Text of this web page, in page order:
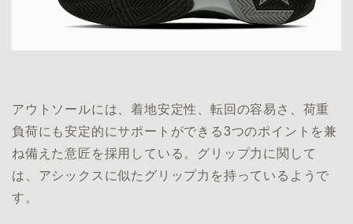
アウトソールには、着地安定性、転回の容易さ、荷重
負荷にも安定的にサポートができる3つのポイントを兼
ね備えた意匠を採用している。グリップ力に関して
は、アシックスに似たグリップ力を持っているようで
す。